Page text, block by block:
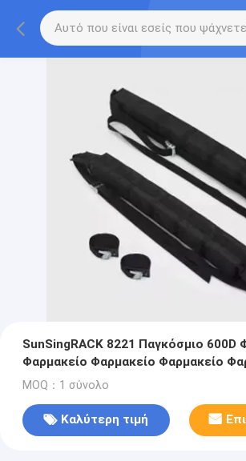
SunSingRACK 8221 Παγκόσμιο 600D
Φαρμακείο Φαρμακείο Φαρμακείο
MOQ：1 σύνολο
Καλύτερη τιμή